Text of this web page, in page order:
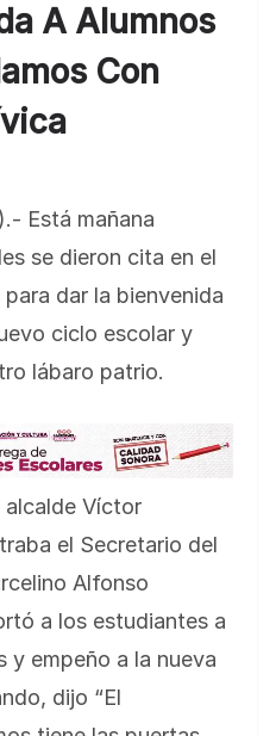
A Alumnos
Con
Está mañana
se dieron cita en el
dar la bienvenida
ciclo escolar y
lábaro patrio.
alcalde Víctor
el Secretario del
Alfonso
a los estudiantes a
y empeño a la nueva
dijo “El